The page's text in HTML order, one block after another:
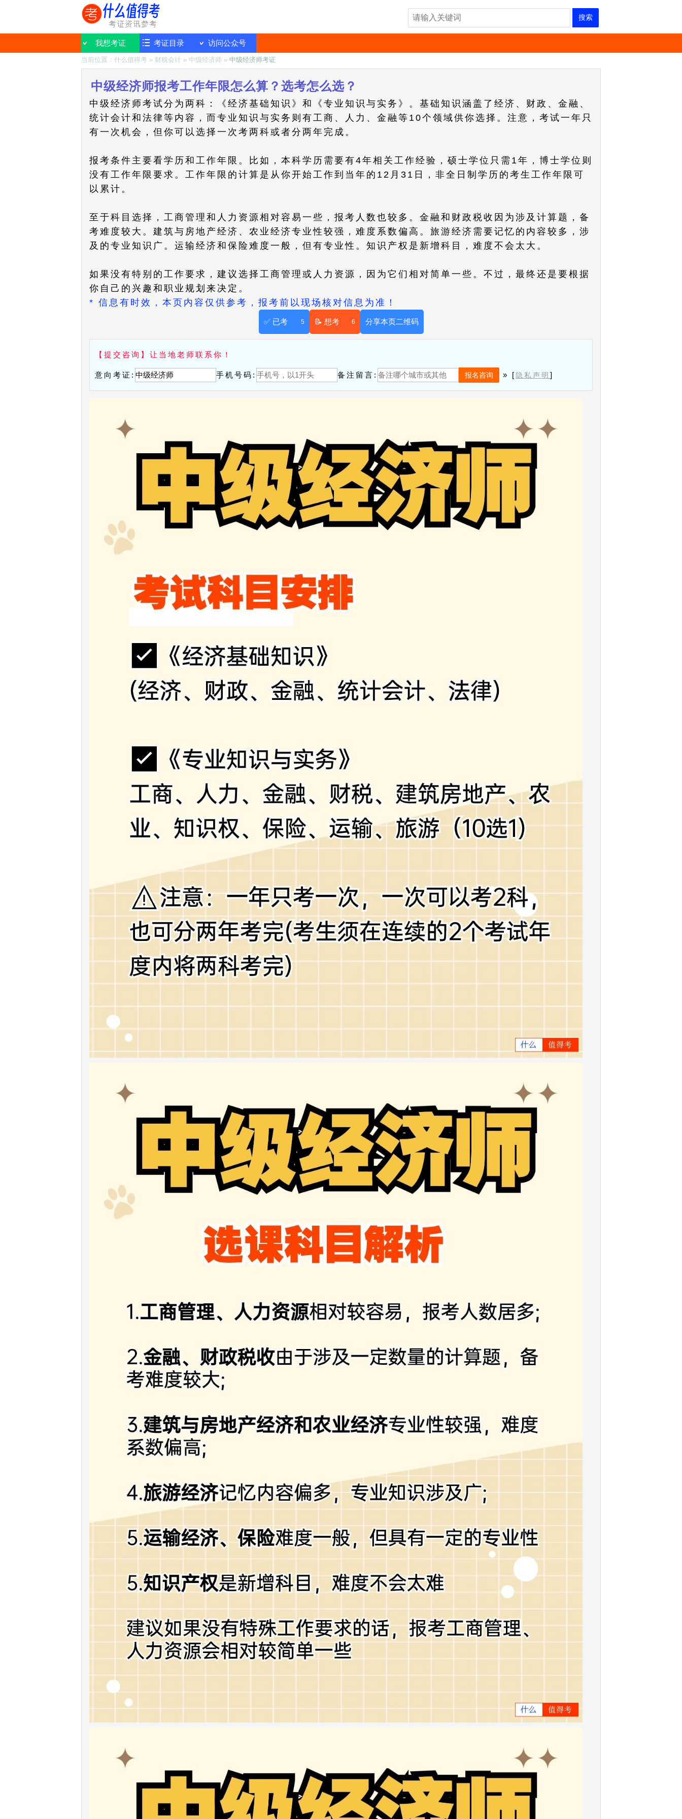
搜索
我想考证 考证目录 访问公众号
当前位置： 什么值得考 » 财税会计 » 中级经济师 » 中级经济师考证
中级经济师报考工作年限怎么算？选考怎么选？
中级经济师考试分为两科：《经济基础知识》和《专业知识与实务》。基础知识涵盖了经济、财政、金融、
统计会计和法律等内容，而专业知识与实务则有工商、人力、金融等10个领域供你选择。注意，考试一年只
有一次机会，但你可以选择一次考两科或者分两年完成。
报考条件主要看学历和工作年限。比如，本科学历需要有4年相关工作经验，硕士学位只需1年，博士学位则
没有工作年限要求。工作年限的计算是从你开始工作到当年的12月31日，非全日制学历的考生工作年限可
以累计。
至于科目选择，工商管理和人力资源相对容易一些，报考人数也较多。金融和财政税收因为涉及计算题，备
考难度较大。建筑与房地产经济、农业经济专业性较强，难度系数偏高。旅游经济需要记忆的内容较多，涉
及的专业知识广。运输经济和保险难度一般，但有专业性。知识产权是新增科目，难度不会太大。
如果没有特别的工作要求，建议选择工商管理或人力资源，因为它们相对简单一些。不过，最终还是要根据
你自己的兴趣和职业规划来决定。
* 信息有时效，本页内容仅供参考，报考前以现场核对信息为准！
5
✅ 已考 6
📝 想考 分享本页二维码
【提交咨询】让当地老师联系你！
意向考证: 手机号码: 备注留言: » [ 隐私声明 ]